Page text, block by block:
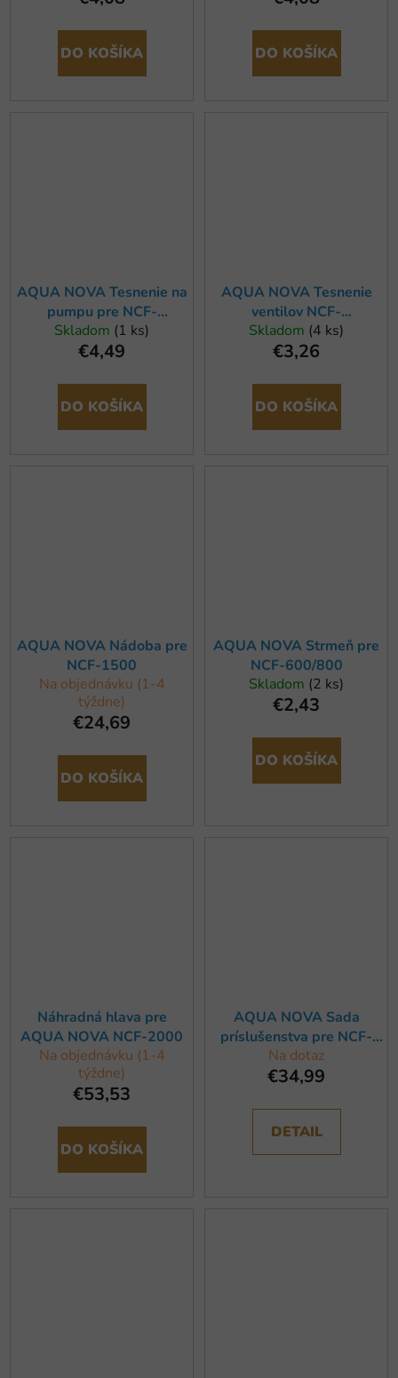
DO KOŠÍKA DO KOŠÍKA
AQUA NOVA Tesnenie na
pumpu pre NCF-
1000/1200/1500
Skladom (1 ks)
€4,49
DO KOŠÍKA
AQUA NOVA Tesnenie
ventilov NCF-
1000/1200/1500, nový
(3ks)
Skladom (4 ks)
€3,26
DO KOŠÍKA
AQUA NOVA Nádoba pre
NCF-1500
Na objednávku (1-4
týždne)
€24,69
DO KOŠÍKA
AQUA NOVA Strmeň pre
NCF-600/800
Skladom (2 ks)
€2,43
DO KOŠÍKA
Náhradná hlava pre
AQUA NOVA NCF-2000
Na objednávku (1-4
týždne)
€53,53
DO KOŠÍKA
AQUA NOVA Sada
príslušenstva pre NCF-
2000
Na dotaz
€34,99
DETAIL